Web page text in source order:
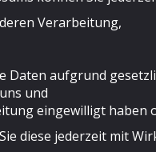
Verarbeitung,
aufgrund
und
eingewilligt haben
diese jederzeit mit